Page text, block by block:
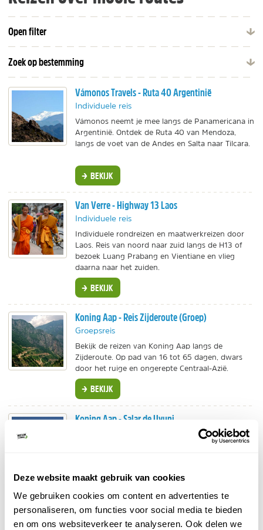
Deze website maakt gebruik van cookies
We gebruiken cookies om content en advertenties te
personaliseren, om functies voor social media te bieden
en om ons websiteverkeer te analyseren. Ook delen we
Open filter
Zoek op bestemming
Vámonos Travels - Ruta 40 Argentinië
Individuele reis
Vámonos neemt je mee langs de Panamericana in
Argentinië. Ontdek de Ruta 40 van Mendoza,
langs de voet van de Andes en Salta naar Tilcara.
BEKIJK
Van Verre - Highway 13 Laos
Individuele reis
Individuele rondreizen en maatwerkreizen door
Laos. Reis van noord naar zuid langs de H13 of
bezoek Luang Prabang en Vientiane en vlieg
daarna naar het zuiden.
BEKIJK
Koning Aap - Reis Zijderoute (Groep)
Groepsreis
Bekijk de reizen van Koning Aap langs de
Zijderoute. Op pad van 16 tot 65 dagen, dwars
door het ruige en ongerepte Centraal-Azië.
BEKIJK
Koning Aap - Salar de Uyuni
Titicacameer.
BEKIJK